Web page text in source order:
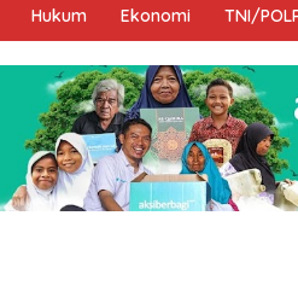
Hukum Ekonomi TNI/